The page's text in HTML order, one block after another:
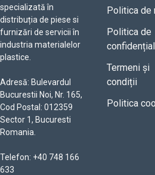
specializată în
distribuția de piese si
furnizări de servicii în
industria materialelor
plastice.
Adresă: Bulevardul
Bucurestii Noi, Nr. 165,
Cod Postal: 012359
Sector 1, Bucuresti
Romania.
Telefon: +40 748 166
633
Politica de
Politica de
Termeni și
condiții
Politica